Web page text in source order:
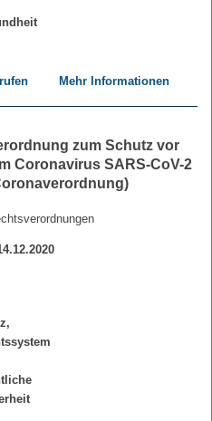
Mehr Informationen
zum Schutz vor
Coronavirus SARS-CoV-2